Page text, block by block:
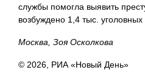
службы помогла выявить
возбуждено 1,4 тыс. уголовных
Москва, Зоя Осколкова
© 2026, РИА «Новый День»